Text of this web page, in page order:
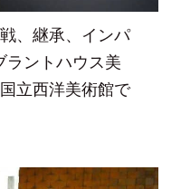
、継承、インパ
ントハウス美
立西洋美術館で